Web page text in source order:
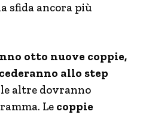
sfida ancora più
otto nuove coppie,
allo step
altre dovranno
Le coppie